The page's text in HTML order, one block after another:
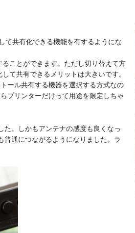
て共有化できる機能を有するようにな
ことができます。ただし切り替えて方
て共有できるメリットは大きいです。
ール共有する機器を選択する方式なの
プリンターだけって用途を限定しちゃ
た。しかもアンテナの感度も良くなっ
通につながるようになりました。ラ